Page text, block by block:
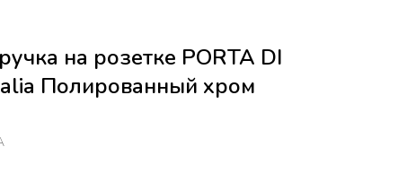
на розетке PORTA DI
Полированный хром